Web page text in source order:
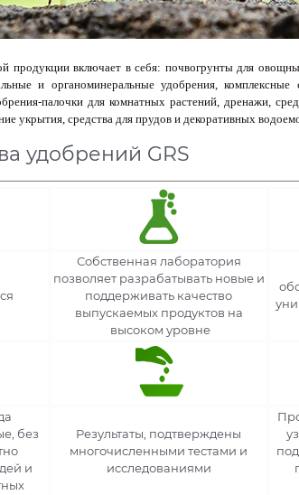
продукции включает в себя: почвогрунты для
и органоминеральные удобрения,
палочки для комнатных растений, дренажи,
укрытия, средства для прудов и декоративных
удобрений GRS
Собственная лаборатория
позволяет разрабатывать новые и
поддерживать качество
выпускаемых продуктов на
высоком уровне
без
и
Результаты, подтверждены
многочисленными тестами и
исследованиями